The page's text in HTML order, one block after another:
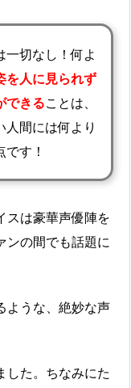
一切なし！何よ
を人に見られず
できることは、
人間には何より
す！
スは豪華声優陣を
ンの間でも話題に
ような、絶妙な声
した。ちなみにた